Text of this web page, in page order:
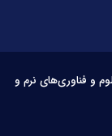
و فناوری‌های نرم و